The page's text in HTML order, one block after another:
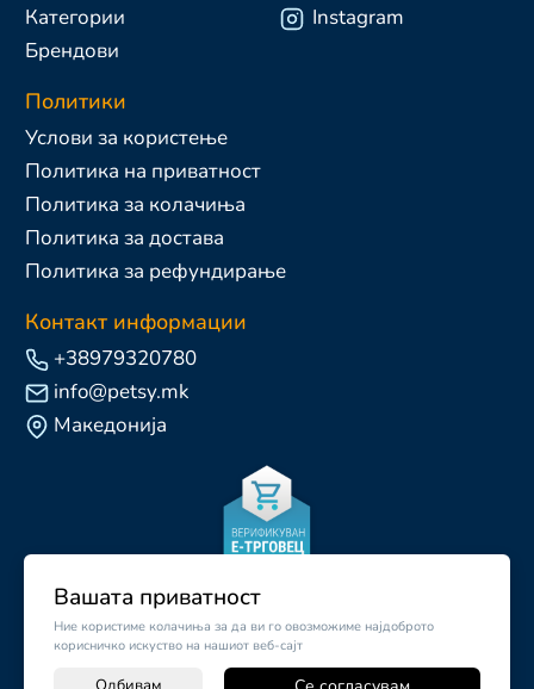
Вашата приватност
Ние користиме колачиња за да ви го овозможиме најдоброто
корисничко искуство на нашиот веб-сајт
Категории
Брендови
Политики
Услови за користење
Политика на приватност
Политика за колачиња
Политика за достава
Политика за рефундирање
Контакт информации
+38979320780
info@petsy.mk
Македонија
Instagram